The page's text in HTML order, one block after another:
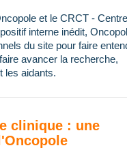
et le CRCT -
interne inédit,
du site pour faire
avancer la recherche,
les aidants.
clinique : une